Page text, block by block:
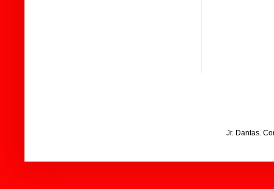
Jr. Dantas.